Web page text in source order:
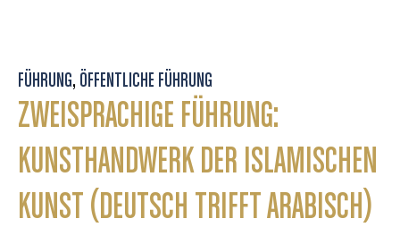
FÜHRUNG, ÖFFENTLICHE FÜHRUNG
ZWEISPRACHIGE FÜHRUNG:
KUNSTHANDWERK DER ISLAMISCHEN
KUNST (DEUTSCH TRIFFT ARABISCH)